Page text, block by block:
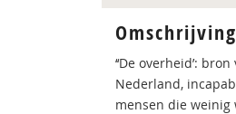
Omschrijving
‘‘De overheid’:
Nederland,
mensen die weinig